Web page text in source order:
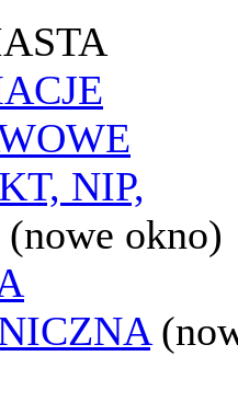
NIP,
(nowe okno)